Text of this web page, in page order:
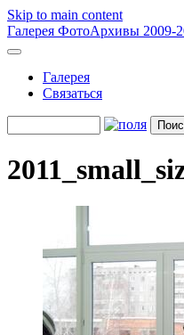
Skip to main content
Галерея ФотоАрхивы 2009-
Галерея
Связаться